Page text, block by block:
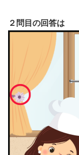
２問目の回答は